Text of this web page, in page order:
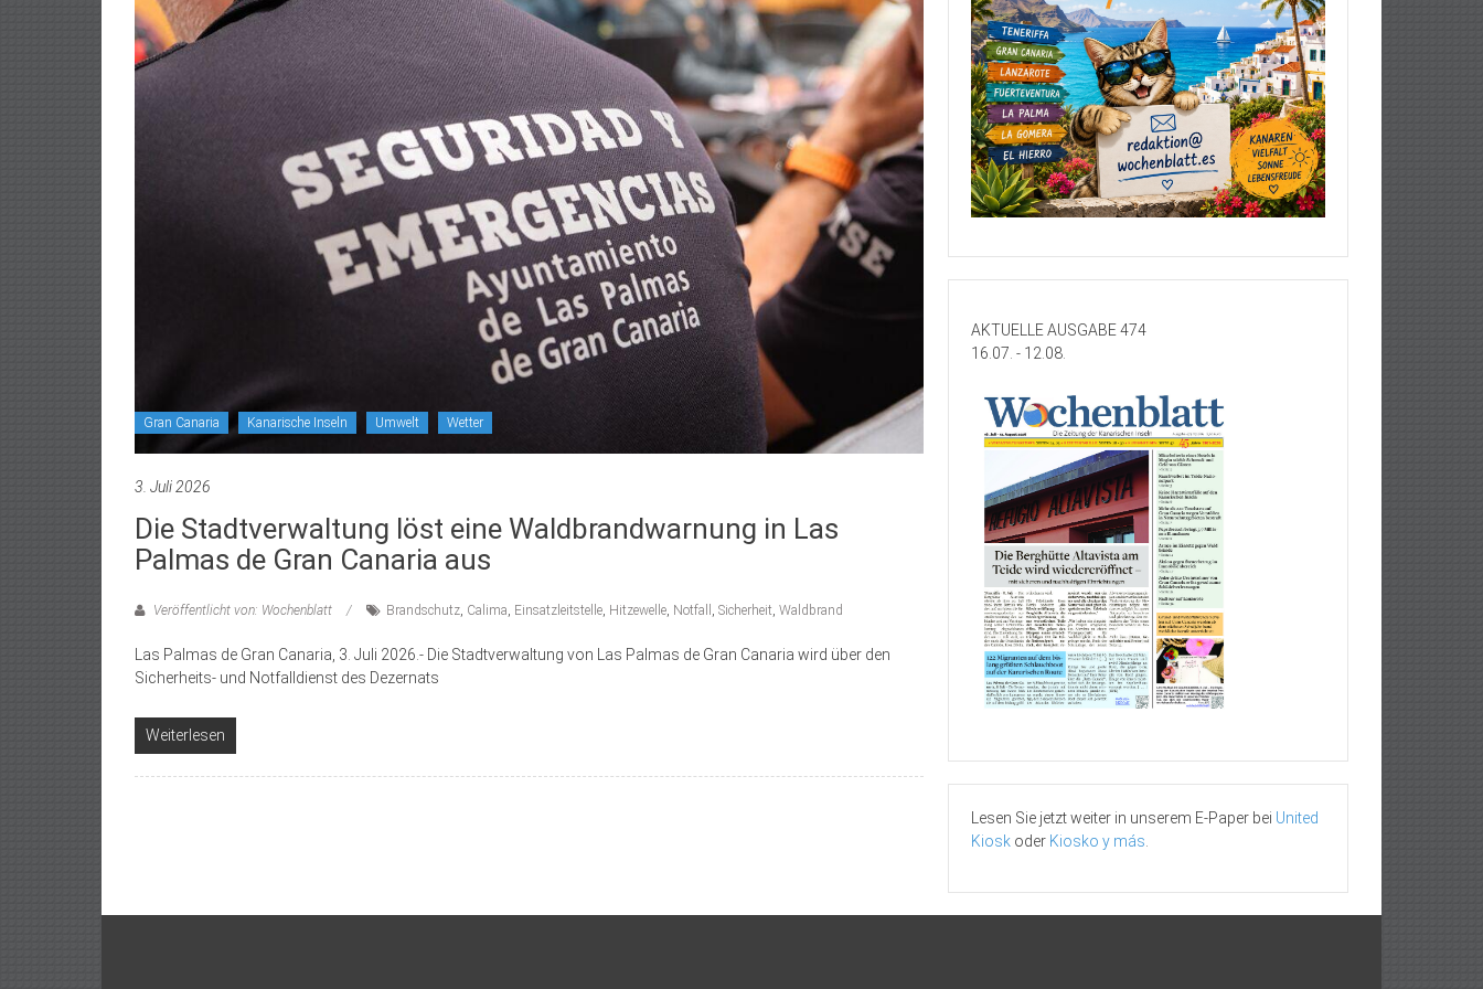
Gran Canaria Kanarische Inseln Umwelt Wetter
3. Juli 2026
Die Stadtverwaltung löst eine Waldbrandwarnung in Las
Palmas de Gran Canaria aus
Veröffentlicht von: Wochenblatt Brandschutz Calima Einsatzleitstelle Hitzewelle Notfall Sicherheit Waldbrand
Las Palmas de Gran Canaria, 3. Juli 2026.- Die Stadtverwaltung von Las Palmas de Gran Canaria wird über den
Sicherheits- und Notfalldienst des Dezernats
Weiterlesen
AKTUELLE AUSGABE 474
16.07. - 12.08.
Lesen Sie jetzt weiter in unserem E-Paper bei United
Kiosk oder Kiosko y más